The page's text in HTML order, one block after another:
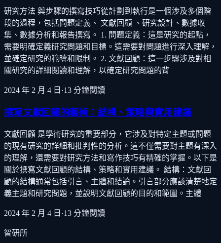
研究方法 與步驟的撰寫技巧從計劃到執行是一個涉及多個階
段的過程，包括問題定義、 文獻回顧 、研究設計、數據收
集、數據分析和報告撰寫。 1. 問題定義：這是研究的起點，
需要明確定義研究問題和目標。這需要對問題進行深入理解，
並確定研究的範疇和限制。 2. 文獻回顧：這一步驟涉及對相
關研究的詳細閱讀和理解，以確定研究問題的背
2024 年 2 月 4 日 ·13 分鐘閱讀
撰寫文獻回顧的藝術：結構、策略與實用建議
文獻回顧 是學術研究的重要部分，它涉及對特定主題或問題
的現有研究的詳細和批判性的分析。這不僅需要對主題有深入
的理解，還需要對研究方法和寫作技巧有精確的掌握。以下是
關於撰寫文獻回顧的結構、策略和實用建議。 結構：文獻回
顧的結構通常包括引言、主體和結論。引言部分應該清楚地定
義主題和研究問題，並說明文獻回顧的目的和範圍。主體
2024 年 2 月 4 日 ·13 分鐘閱讀
智研所